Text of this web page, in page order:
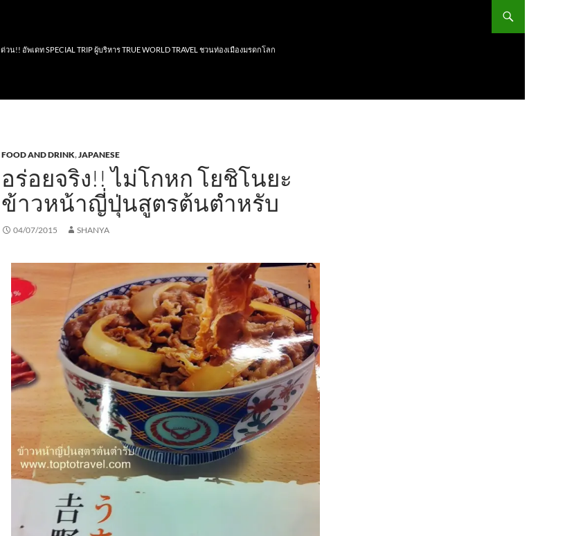
ด่วน!! อัพเดท SPECIAL TRIP ผู้บริหาร TRUE WORLD TRAVEL ชวนท่องเมืองมรดกโลก
FOOD AND DRINK,JAPANESE
อร่อยจริง!! ไม่โกหก โยชิโนยะ
ข้าวหน้าญี่ปุ่นสูตรต้นตำหรับ
04/07/2015 SHANYA